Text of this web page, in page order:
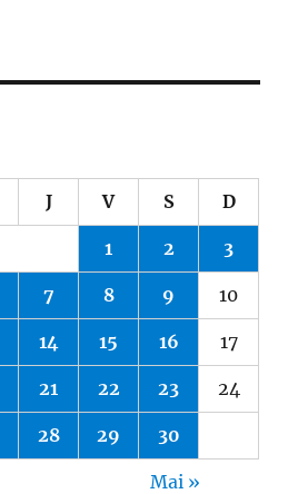
J V S D
1 2 3
7 8 9 10
14 15 16 17
21 22 23 24
28 29 30
Mai »